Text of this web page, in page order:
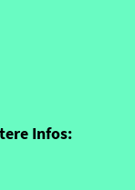
Infos: